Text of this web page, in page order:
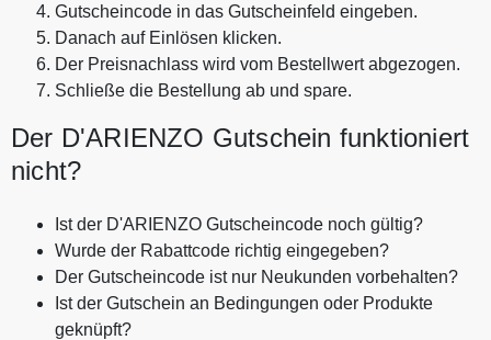
Gutscheincode in das Gutscheinfeld eingeben.
Danach auf Einlösen klicken.
Der Preisnachlass wird vom Bestellwert abgezogen.
Schließe die Bestellung ab und spare.
Der D'ARIENZO Gutschein funktioniert
nicht?
Ist der D'ARIENZO Gutscheincode noch gültig?
Wurde der Rabattcode richtig eingegeben?
Der Gutscheincode ist nur Neukunden vorbehalten?
Ist der Gutschein an Bedingungen oder Produkte
geknüpft?